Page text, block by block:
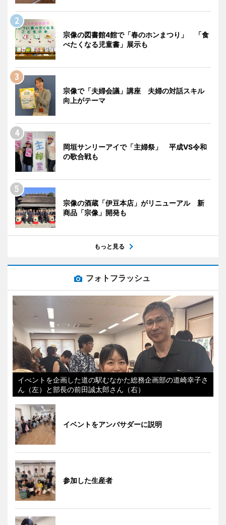
宗像の図書館4館で「春のホンまつり」 「食
べたくなる児童書」展示も
宗像で「夫婦会議」講座 夫婦の対話スキル
向上がテーマ
岡垣サンリーアイで「主婦祭」 平成VS令和
の歌合戦も
宗像の酒蔵「伊豆本店」がリニューアル 新
商品「宗像」開発も
もっと見る
フォトフラッシュ
イべントを企画した道の駅むなかた総務企画部の道崎幸子さ
ん（左）と部長の前田誠太郎さん（右）
イベントをアンバサダーに説明
参加した生産者